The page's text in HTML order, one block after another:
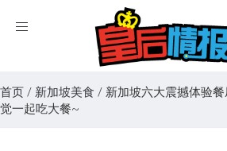
Toggle
首页 / 新加坡美食 / 新加坡六大震撼体验
觉一起吃大餐~